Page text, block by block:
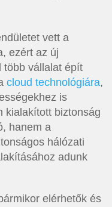
vett a
ezért az új
több vállalat épít
cloud technológiára,
is
kialakított biztonság
hanem a
hálózati
adunk
elérhetők és